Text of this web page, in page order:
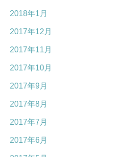
2018年1月
2017年12月
2017年11月
2017年10月
2017年9月
2017年8月
2017年7月
2017年6月